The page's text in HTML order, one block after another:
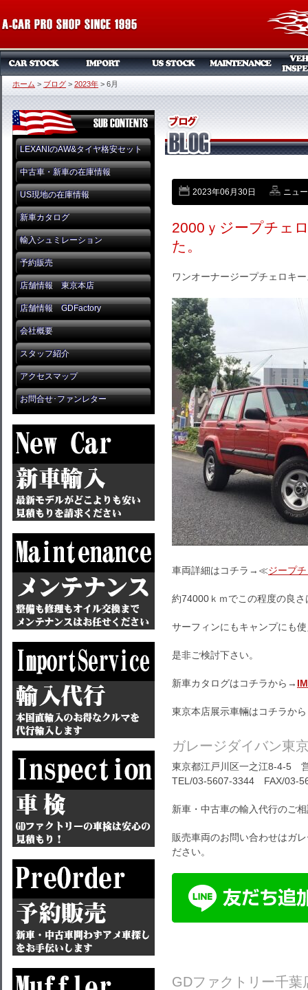
ホーム > ブログ > 2023年 > 6月
LEXANIのAW&タイヤ格安セット
中古車・新車の在庫情報
US現地の在庫情報
新車カタログ
輸入シュミレーション
予約販売
店舗情報 東京本店
店舗情報 GDFactory
会社概要
スタッフ紹介
アクセスマップ
お問合せ･ファンレター
2023年06月30日 ニュ
2000ｙジープチェ
た。
ワンオーナージープチェロキ
車両詳細はコチラ→≪ジープ
約74000ｋｍでこの程度の良
サーフィンにもキャンプにも
是非ご検討下さい。
新車カタログはコチラから→
東京本店展示車輛はコチラか
ガレージダイバン東
東京都江戸川区一之江8-4-5
TEL/03-5607-3344 FAX/03-
新車・中古車の輸入代行のご
販売車両のお問い合わせはガ
ださい。
GDファクトリー千葉